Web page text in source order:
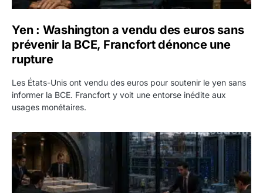
Yen : Washington a vendu des euros sans
prévenir la BCE, Francfort dénonce une
rupture
Les États-Unis ont vendu des euros pour soutenir le yen sans
informer la BCE. Francfort y voit une entorse inédite aux
usages monétaires.
Jane Street négocie le transfert de 11 milliards de